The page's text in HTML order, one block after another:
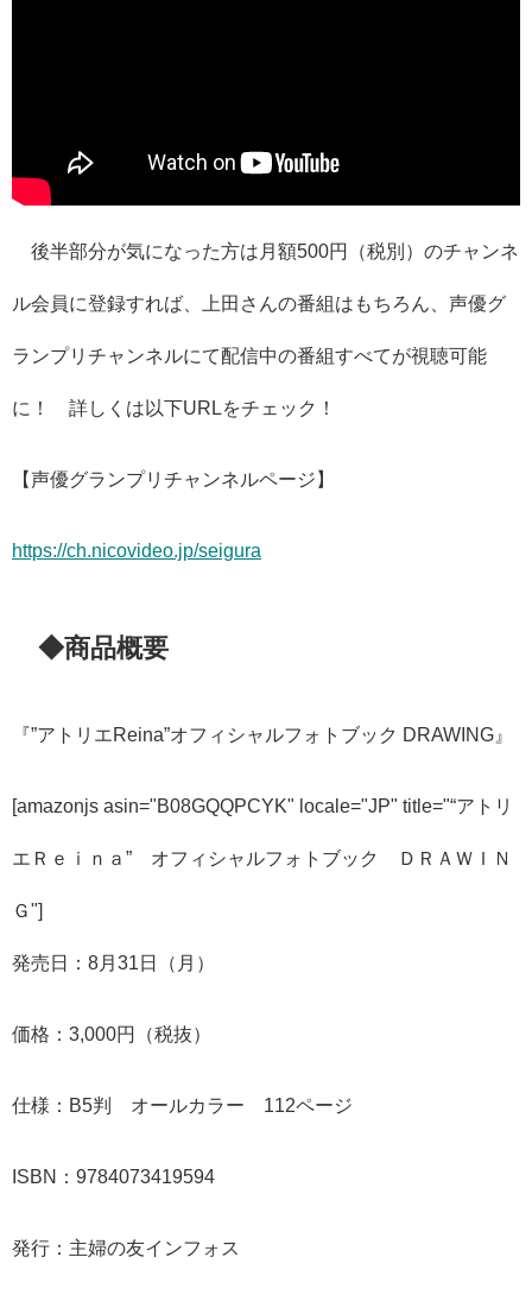
後半部分が気になった方は月額500円（税別）のチャンネ
ル会員に登録すれば、上田さんの番組はもちろん、声優グ
ランプリチャンネルにて配信中の番組すべてが視聴可能
に！ 詳しくは以下URLをチェック！
【声優グランプリチャンネルページ】
https://ch.nicovideo.jp/seigura
◆商品概要
『”アトリエReina”オフィシャルフォトブック DRAWING』
[amazonjs asin="B08GQQPCYK" locale="JP" title="“アトリ
エＲｅｉｎａ” オフィシャルフォトブック ＤＲＡＷＩＮ
Ｇ"]
発売日：8月31日（月）
価格：3,000円（税抜）
仕様：B5判 オールカラー 112ページ
ISBN：9784073419594
発行：主婦の友インフォス